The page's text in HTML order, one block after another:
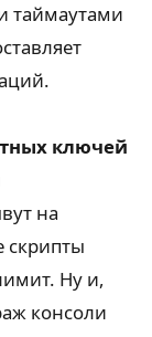
таймаутами
ключей
на
скрипты
Ну и,
консоли